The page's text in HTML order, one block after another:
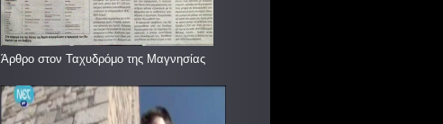
Άρθρο στον Ταχυδρόμο της Μαγνησίας